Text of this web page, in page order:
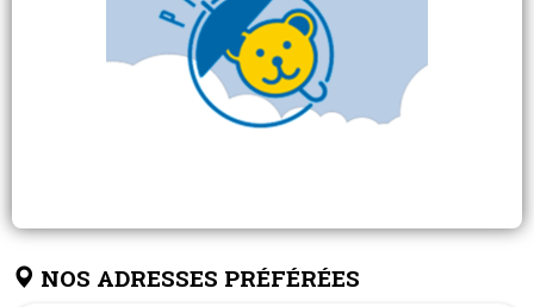
NOS ADRESSES PRÉFÉRÉES